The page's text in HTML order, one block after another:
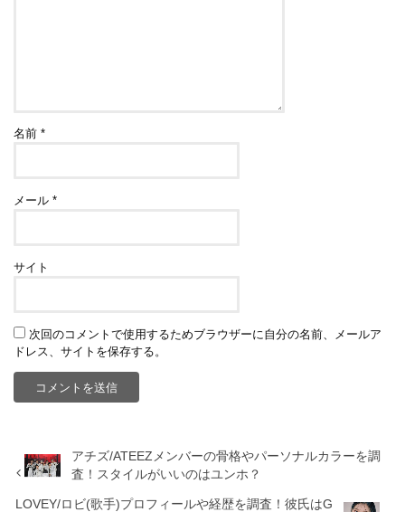
名前*
メール*
サイト
次回のコメントで使用するためブラウザーに自分の名前、メールア
ドレス、サイトを保存する。
アチズ/ATEEZメンバーの骨格やパーソナルカラーを調
査！スタイルがいいのはユンホ？
LOVEY/ロビ(歌手)プロフィールや経歴を調査！彼氏はG